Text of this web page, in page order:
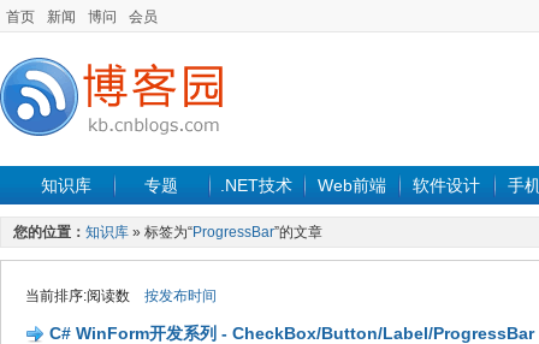
首页 新闻 博问 会员
知识库 专题 .NET技术 Web前端 软件设计 手
您的位置： 知识库 » 标签为“ProgressBar”的文章
当前排序:阅读数 按发布时间
C# WinForm开发系列 - CheckBox/Button/Label/ProgressBar